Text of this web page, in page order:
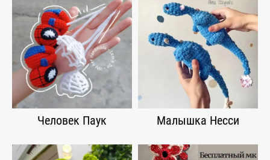
Человек Паук Малышка Несси